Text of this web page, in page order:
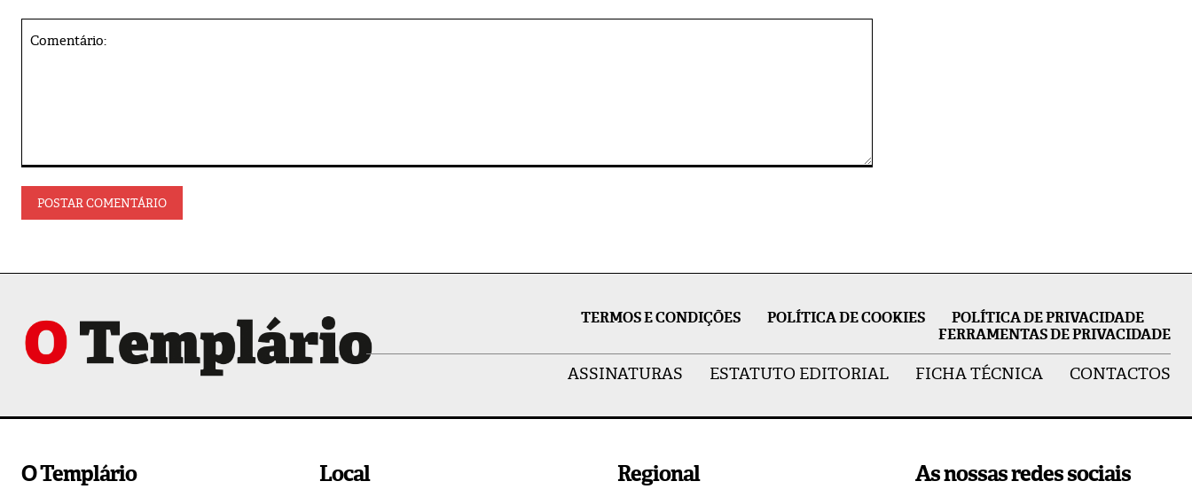
TERMOS E CONDIÇÕES POLÍTICA DE COOKIES
POLÍTICA DE PRIVACIDADE
FERRAMENTAS DE PRIVACIDADE
ASSINATURAS ESTATUTO EDITORIAL FICHA TÉCNICA CONTACTOS
O Templário Local Regional As nossas redes sociais